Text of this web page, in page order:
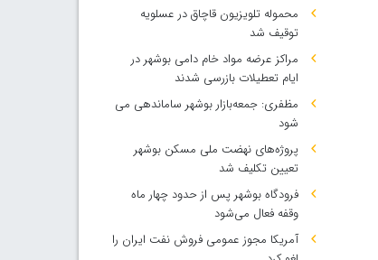
محموله تلویزیون قاچاق در عسلویه
توقیف شد
مراکز عرضه مواد خام دامی بوشهر در
ایام تعطیلات بازرسی شدند
مظفری: جمعه‌بازار بوشهر ساماندهی می‌
شود
پروژه‌های نهضت ملی مسکن بوشهر
تعیین تکلیف شد
فرودگاه بوشهر پس از حدود چهار ماه
وقفه فعال می‌شود
آمریکا مجوز عمومی فروش نفت ایران را